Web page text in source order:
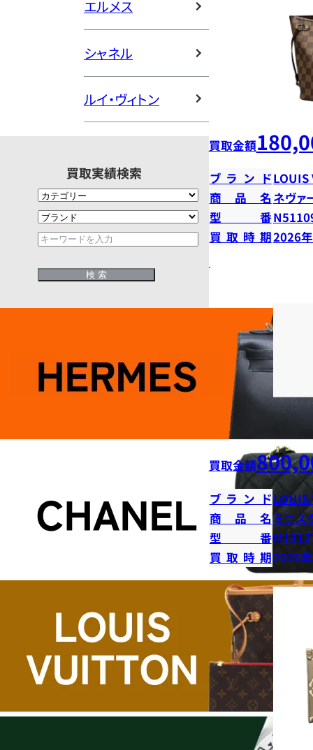
エルメス
シャネル
ルイ・ヴィトン
買取実績検索
買取金額
ブランドLOUIS
商品名 ネヴァ
型番
買取時期2026
買取金額
ブランドLOUIS
商品名ミニス
型番
買取時期2026